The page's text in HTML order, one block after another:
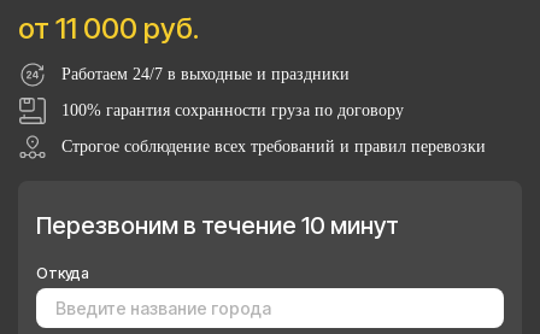
от 11 000 руб.
Работаем 24/7 в выходные и праздники
100% гарантия сохранности груза по договору
Строгое соблюдение всех требований и правил перевозки
Перезвоним в течение 10 минут
Откуда